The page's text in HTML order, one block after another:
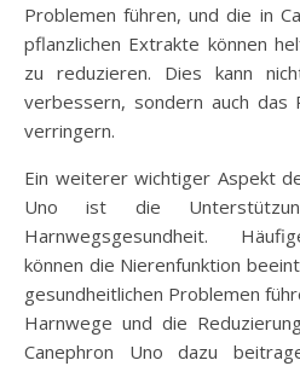
Problemen führen, und die in
pflanzlichen Extrakte können
zu reduzieren. Dies kann
verbessern, sondern auch das
verringern.
Ein weiterer wichtiger Aspekt
Uno ist die
Harnwegsgesundheit.
können die Nierenfunktion
gesundheitlichen Problemen
Harnwege und die
Canephron Uno dazu